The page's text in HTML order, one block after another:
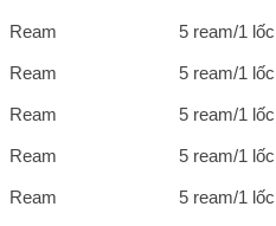
Ream 5 ream/1 lốc
Ream 5 ream/1 lốc
Ream 5 ream/1 lốc
Ream 5 ream/1 lốc
Ream 5 ream/1 lốc